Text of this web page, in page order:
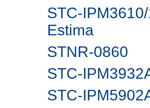
STC-
Estima
STNR-0860
STC-
STC-